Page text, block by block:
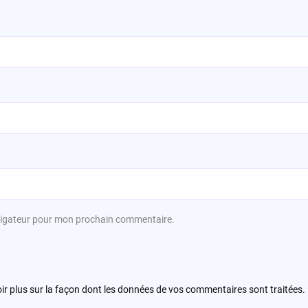
pour mon prochain commentaire.
plus sur la façon dont les données de vos commentaires sont traitées.